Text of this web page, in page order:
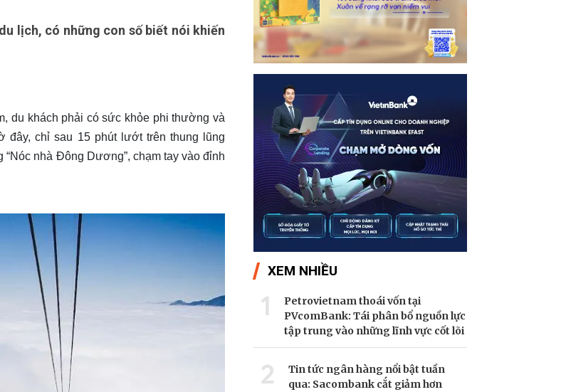
lịch, có những con số biết nói khiến
du khách phải có sức khỏe phi thường và
đây, chỉ sau 15 phút lướt trên thung lũng
nhà Đông Dương”, chạm tay vào đỉnh
XEM NHIỀU
1
Petrovietnam thoái vốn tại
PVcomBank: Tái phân bổ nguồn lực
tập trung vào những lĩnh vực cốt lõi
2
Tin tức ngân hàng nổi bật tuần
qua: Sacombank cắt giảm hơn